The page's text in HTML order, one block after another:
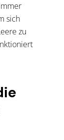
sich
zu